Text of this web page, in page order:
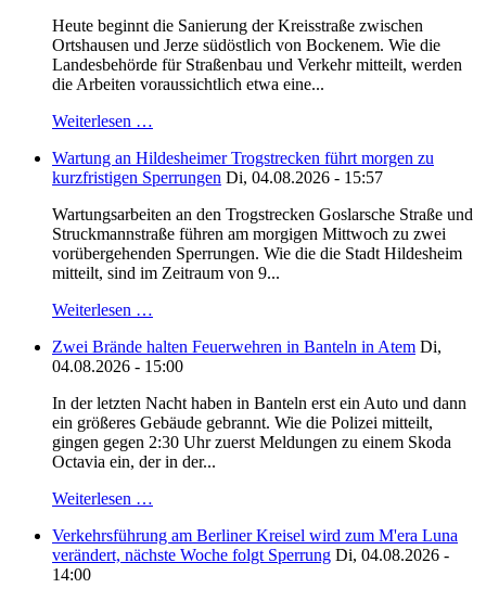
Heute beginnt die Sanierung der Kreisstraße zwischen
Ortshausen und Jerze südöstlich von Bockenem. Wie die
Landesbehörde für Straßenbau und Verkehr mitteilt, werden
die Arbeiten voraussichtlich etwa eine...
Weiterlesen …
Wartung an Hildesheimer Trogstrecken führt morgen zu
kurzfristigen Sperrungen Di, 04.08.2026 - 15:57
Wartungsarbeiten an den Trogstrecken Goslarsche Straße und
Struckmannstraße führen am morgigen Mittwoch zu zwei
vorübergehenden Sperrungen. Wie die die Stadt Hildesheim
mitteilt, sind im Zeitraum von 9...
Weiterlesen …
Zwei Brände halten Feuerwehren in Banteln in Atem Di,
04.08.2026 - 15:00
In der letzten Nacht haben in Banteln erst ein Auto und dann
ein größeres Gebäude gebrannt. Wie die Polizei mitteilt,
gingen gegen 2:30 Uhr zuerst Meldungen zu einem Skoda
Octavia ein, der in der...
Weiterlesen …
Verkehrsführung am Berliner Kreisel wird zum M'era Luna
verändert, nächste Woche folgt Sperrung Di, 04.08.2026 -
14:00